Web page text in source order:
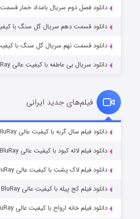
قسمت۲ (زیرنویس)
قسمت۷ (زیرنویس)
دانلود فصل دوم سریال بامداد خمار
دانلود قسمت دهم سریال گل سنگ با
دانلود قسمت نهم سریال گل سنگ با
دانلود سریال بی عاطفه با کیفیت عالی 1080p BluRay
فیلم‌های جدید ایرانی
دانلود فیلم سال گربه با کیفیت عالی BluRay
دانلود فیلم لاله کبود با کیفیت عالی BluRay
دانلود فیلم لاک پشت با کیفیت عالی BluRay
دانلود فیلم کج‌ پیله با کیفیت عالی BluRay
دانلود فیلم خانه ارواح با کیفیت عالی BluRay